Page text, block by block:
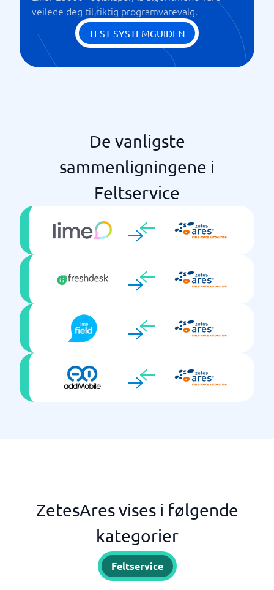
veilede deg til riktig programvarevalg.
TEST SYSTEMGUIDEN
De vanligste
sammenligningene i
Feltservice
ZetesAres vises i følgende
kategorier
Feltservice